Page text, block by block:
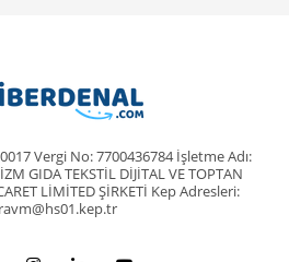
Vergi No: 7700436784 İşletme Adı:
GIDA TEKSTİL DİJİTAL VE TOPTAN
LİMİTED ŞİRKETİ Kep Adresleri: